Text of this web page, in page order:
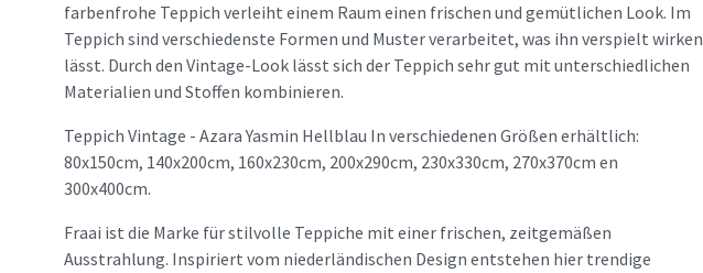
farbenfrohe Teppich verleiht einem Raum einen frischen und gemütlichen Look. Im
Teppich sind verschiedenste Formen und Muster verarbeitet, was ihn verspielt wirken
lässt. Durch den Vintage-Look lässt sich der Teppich sehr gut mit unterschiedlichen
Materialien und Stoffen kombinieren.
Teppich Vintage - Azara Yasmin Hellblau In verschiedenen Größen erhältlich:
80x150cm, 140x200cm, 160x230cm, 200x290cm, 230x330cm, 270x370cm en
300x400cm.
Fraai ist die Marke für stilvolle Teppiche mit einer frischen, zeitgemäßen
Ausstrahlung. Inspiriert vom niederländischen Design entstehen hier trendige